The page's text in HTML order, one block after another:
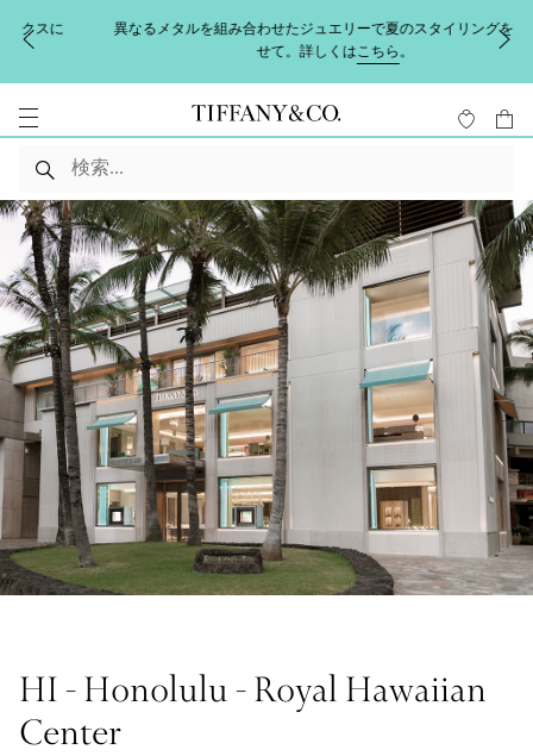
異なるメタルを組み合わせたジュエリーで夏のスタイリングを完成さ
せて。詳しくはこちら 。
HI - Honolulu - Royal Hawaiian
Center